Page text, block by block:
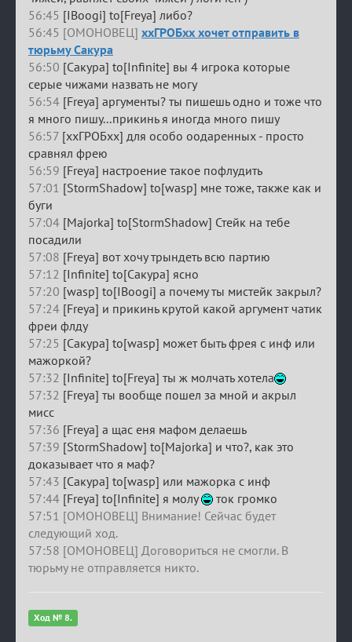
56:45 [IBoogi] to[Freya] либо?
56:45 [ОМОНОВЕЦ] ххГРОБхх хочет отправить в
тюрьму Сакура
56:50 [Сакура] to[Infinite] вы 4 игрока которые
серые чижами назвать не могу
56:54 [Freya] аргументы? ты пишешь одно и тоже что
я много пишу...прикинь я иногда много пишу
56:57 [ххГРОБхх] для особо оодаренных - просто
сравнял фрею
56:59 [Freya] настроение такое пофлудить
57:01 [StormShadow] to[wasp] мне тоже, также как и
буги
57:04 [Majorka] to[StormShadow] Стейк на тебе
посадили
57:08 [Freya] вот хочу трындеть всю партию
57:12 [Infinite] to[Сакура] ясно
57:20 [wasp] to[IBoogi] а почему ты мистейк закрыл?
57:24 [Freya] и прикинь крутой какой аргумент чатик
фреи флду
57:25 [Сакура] to[wasp] может быть фрея с инф или
мажоркой?
57:32 [Infinite] to[Freya] ты ж молчать хотела
57:32 [Freya] ты вообще пошел за мной и акрыл
мисс
57:36 [Freya] а щас еня мафом делаешь
57:39 [StormShadow] to[Majorka] и что?, как это
доказывает что я маф?
57:43 [Сакура] to[wasp] или мажорка с инф
57:44 [Freya] to[Infinite] я молу
ток громко
57:51 [ОМОНОВЕЦ] Внимание! Сейчас будет
следующий ход.
57:58 [ОМОНОВЕЦ] Договориться не смогли. В
тюрьму не отправляется никто.
Ход № 8.